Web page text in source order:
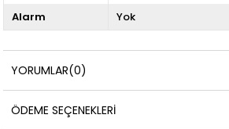
Alarm Yok
YORUMLAR(0)
ÖDEME SEÇENEKLERI